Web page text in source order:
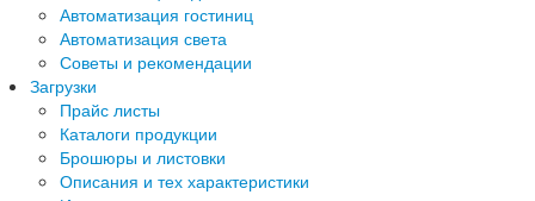
Автоматизация гостиниц
Автоматизация света
Советы и рекомендации
Загрузки
Прайс листы
Каталоги продукции
Брошюры и листовки
Описания и тех характеристики